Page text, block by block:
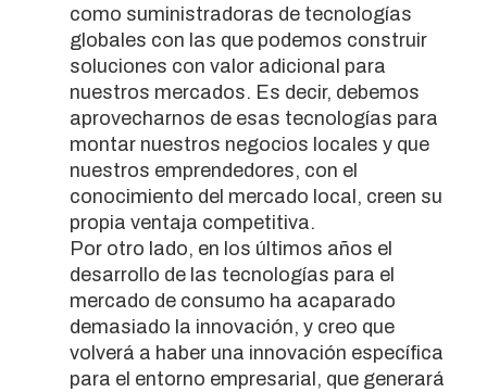
como suministradoras de tecnologías
globales con las que podemos construir
soluciones con valor adicional para
nuestros mercados. Es decir, debemos
aprovecharnos de esas tecnologías para
montar nuestros negocios locales y que
nuestros emprendedores, con el
conocimiento del mercado local, creen su
propia ventaja competitiva.
Por otro lado, en los últimos años el
desarrollo de las tecnologías para el
mercado de consumo ha acaparado
demasiado la innovación, y creo que
volverá a haber una innovación específica
para el entorno empresarial, que generará